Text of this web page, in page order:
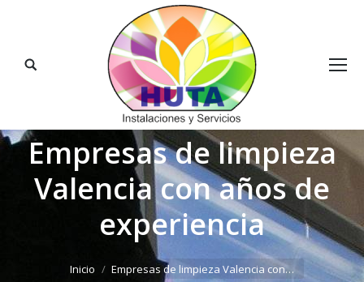
Buscar:
Empresas de limpieza
Valencia con años de
experiencia
Inicio Empresas de limpieza Valencia con…